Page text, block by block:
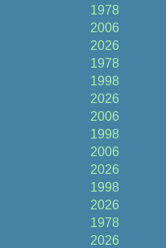
1978
2006
2026
1978
1998
2026
2006
1998
2006
2026
1998
2026
1978
2026